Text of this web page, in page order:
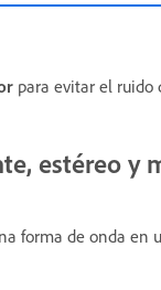
para evitar el ruido
estéreo y
forma de onda en